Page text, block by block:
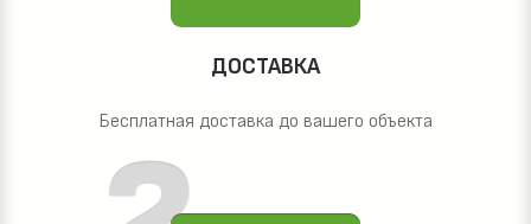
ДОСТАВКА
Бесплатная доставка до вашего объекта